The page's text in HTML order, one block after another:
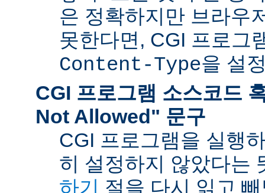
은 정확하지만 브라우
못한다면, CGI 프로그
Content-Type을 설
CGI 프로그램 소스코드
Not Allowed" 문구
CGI 프로그램을 실행
히 설정하지 않았다는
하기 절을 다시 읽고